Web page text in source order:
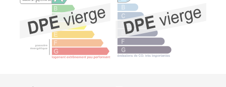
Nous Contacter
ESPACE CLIENT